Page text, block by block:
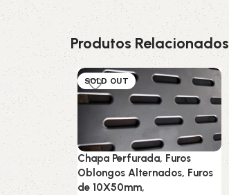
Produtos Relacionados
SOLD OUT
Chapa Perfurada, Furos
Oblongos Alternados, Furos
de 10X50mm,